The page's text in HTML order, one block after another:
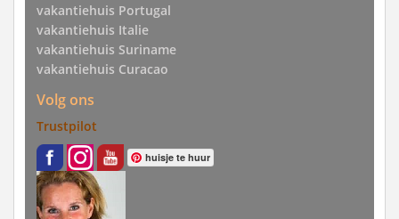
vakantiehuis Portugal
vakantiehuis Italie
vakantiehuis Suriname
vakantiehuis Curacao
Volg ons
Trustpilot
huisje te huur